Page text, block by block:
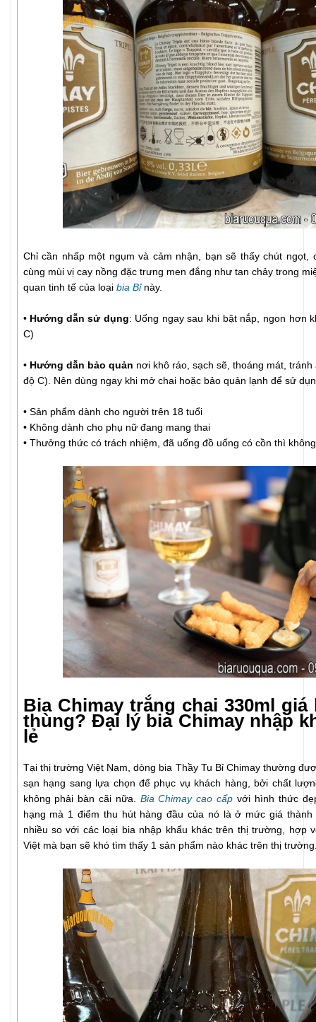
Chỉ cần nhấp một ngụm và cảm nhận, bạn sẽ thấy chút ngọt,
cùng mùi vị cay nồng đặc trưng men đắng như tan chảy trong
quan tinh tế của loại bia Bỉnày.
• Hướng dẫn sử dụng: Uống ngay sau khi bật nắp, ngon hơn
C)
• Hướng dẫn bảo quản nơi khô ráo, sạch sẽ, thoáng mát,
độ C). Nên dùng ngay khi mở chai hoặc bảo quản lạnh để sử
• Sản phẩm dành cho người trên 18 tuổi
• Không dành cho phụ nữ đang mang thai
• Thưởng thức có trách nhiệm, đã uống đồ uống có cồn thì
Bia Chimay trắng chai 330ml giá
thùng? Đại lý bia Chimay nhập
lẻ
Tại thị trường Việt Nam, dòng bia Thầy Tu Bỉ Chimay thường
sạn hạng sang lựa chọn để phục vụ khách hàng, bởi chất
không phải bàn cãi nữa. Bia Chimay cao cấpvới hình thức
hạng mà 1 điểm thu hút hàng đầu của nó là ở mức giá
nhiều so với các loại bia nhập khẩu khác trên thị trường, hợp
Việt mà bạn sẽ khó tìm thấy 1 sản phẩm nào khác trên thị